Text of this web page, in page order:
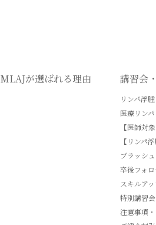
MLAJが選ばれる理由 講習会
リンパ浮
医療リン
【医師対
【リンパ
ブラッシ
卒後フォ
スキルア
特別講習
注意事項